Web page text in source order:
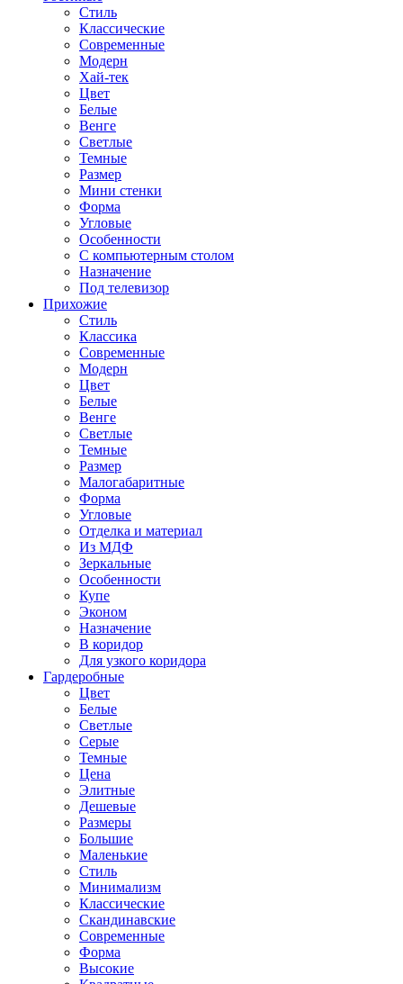
Стиль
Классические
Современные
Модерн
Хай-тек
Цвет
Белые
Венге
Светлые
Темные
Размер
Мини стенки
Форма
Угловые
Особенности
С компьютерным столом
Назначение
Под телевизор
Прихожие
Стиль
Классика
Современные
Модерн
Цвет
Белые
Венге
Светлые
Темные
Размер
Малогабаритные
Форма
Угловые
Отделка и материал
Из МДФ
Зеркальные
Особенности
Купе
Эконом
Назначение
В коридор
Для узкого коридора
Гардеробные
Цвет
Белые
Светлые
Серые
Темные
Цена
Элитные
Дешевые
Размеры
Большие
Маленькие
Стиль
Минимализм
Классические
Скандинавские
Современные
Форма
Высокие